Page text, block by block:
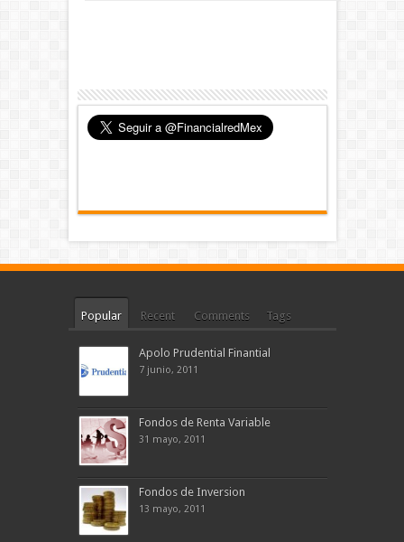
Popular Recent Comments Tags
Apolo Prudential Finantial
7 junio, 2011
Fondos de Renta Variable
31 mayo, 2011
Fondos de Inversion
13 mayo, 2011